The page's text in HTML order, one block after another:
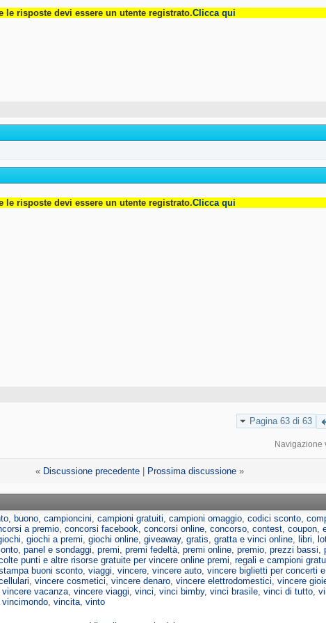
le risposte devi essere un utente registrato.Clicca qui
le risposte devi essere un utente registrato.Clicca qui
Pagina 63 di 63
Navigazione
« Discussione precedente Prossima discussione »
buono campioncini campioni gratuiti campioni omaggio codici sconto
a premio concorsi facebook concorsi online concorso contest coupon
giochi a premi giochi online giveaway, gratis gratta e vinci online libri
panel e sondaggi premi premi fedeltà premi online premio prezzi bassi
punti e altre risorse gratuite per vincere online premi regali e campioni
buoni sconto viaggi vincere vincere auto vincere biglietti per concerti
vincere cosmetici vincere denaro vincere elettrodomestici vincere
vincere vacanza vincere viaggi vinci vinci bimby, vinci brasile vinci di tutto
vincimondo vincita vinto